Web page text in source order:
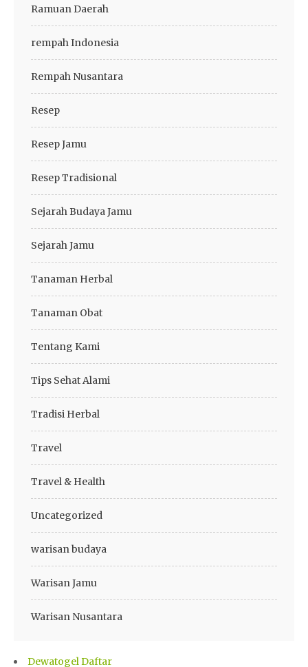
Ramuan Daerah
rempah Indonesia
Rempah Nusantara
Resep
Resep Jamu
Resep Tradisional
Sejarah Budaya Jamu
Sejarah Jamu
Tanaman Herbal
Tanaman Obat
Tentang Kami
Tips Sehat Alami
Tradisi Herbal
Travel
Travel & Health
Uncategorized
warisan budaya
Warisan Jamu
Warisan Nusantara
Dewatogel Daftar